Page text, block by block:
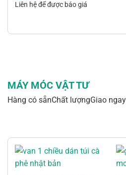
Liên hệ để được báo giá
MÁY MÓC VẬT TƯ
Hàng có sẵnChất lượngGiao ngay